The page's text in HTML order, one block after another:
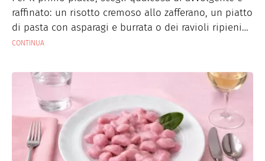
raffinato: un risotto cremoso allo zafferano, un piatto
di pasta con asparagi e burrata o dei ravioli ripieni
di ricotta e limone. Se preferisci una proposta più
parmigiano o una vellutata di verdure con crostini
aromatizzati alle erbe.
CONTINUA